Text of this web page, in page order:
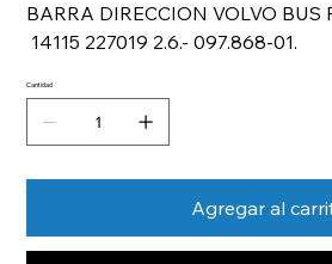
BARRA DIRECCION VOLVO BUS
14115 227019 2.6.- 097.868-01.
Cantidad
Agregar al